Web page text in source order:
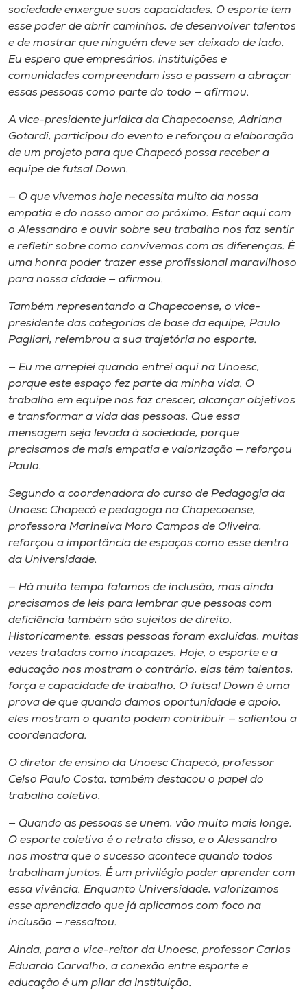
sociedade enxergue suas capacidades. O esporte tem
esse poder de abrir caminhos, de desenvolver talentos
e de mostrar que ninguém deve ser deixado de lado.
Eu espero que empresários, instituições e
comunidades compreendam isso e passem a abraçar
essas pessoas como parte do todo — afirmou.
A vice-presidente jurídica da Chapecoense, Adriana
Gotardi, participou do evento e reforçou a elaboração
de um projeto para que Chapecó possa receber a
equipe de futsal Down.
— O que vivemos hoje necessita muito da nossa
empatia e do nosso amor ao próximo. Estar aqui com
o Alessandro e ouvir sobre seu trabalho nos faz sentir
e refletir sobre como convivemos com as diferenças. É
uma honra poder trazer esse profissional maravilhoso
para nossa cidade — afirmou.
Também representando a Chapecoense, o vice-
presidente das categorias de base da equipe, Paulo
Pagliari, relembrou a sua trajetória no esporte.
— Eu me arrepiei quando entrei aqui na Unoesc,
porque este espaço fez parte da minha vida. O
trabalho em equipe nos faz crescer, alcançar objetivos
e transformar a vida das pessoas. Que essa
mensagem seja levada à sociedade, porque
precisamos de mais empatia e valorização — reforçou
Paulo.
Segundo a coordenadora do curso de Pedagogia da
Unoesc Chapecó e pedagoga na Chapecoense,
professora Marineiva Moro Campos de Oliveira,
reforçou a importância de espaços como esse dentro
da Universidade.
— Há muito tempo falamos de inclusão, mas ainda
precisamos de leis para lembrar que pessoas com
deficiência também são sujeitos de direito.
Historicamente, essas pessoas foram excluídas, muitas
vezes tratadas como incapazes. Hoje, o esporte e a
educação nos mostram o contrário, elas têm talentos,
força e capacidade de trabalho. O futsal Down é uma
prova de que quando damos oportunidade e apoio,
eles mostram o quanto podem contribuir — salientou a
coordenadora.
O diretor de ensino da Unoesc Chapecó, professor
Celso Paulo Costa, também destacou o papel do
trabalho coletivo.
— Quando as pessoas se unem, vão muito mais longe.
O esporte coletivo é o retrato disso, e o Alessandro
nos mostra que o sucesso acontece quando todos
trabalham juntos. É um privilégio poder aprender com
essa vivência. Enquanto Universidade, valorizamos
esse aprendizado que já aplicamos com foco na
inclusão — ressaltou.
Ainda, para o vice-reitor da Unoesc, professor Carlos
Eduardo Carvalho, a conexão entre esporte e
educação é um pilar da Instituição.